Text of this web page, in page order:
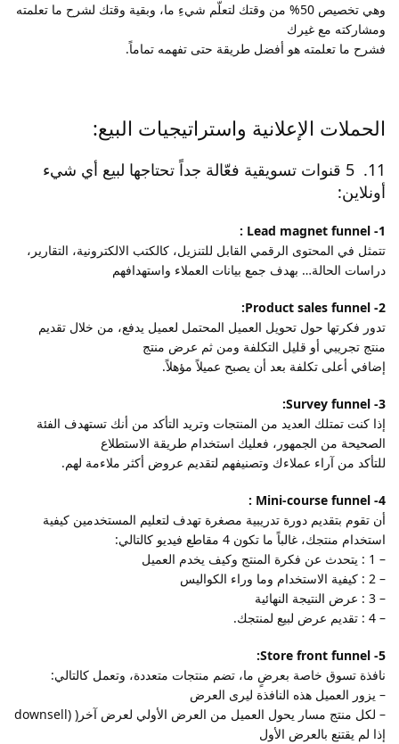
وهي تخصيص 50% من وقتك لتعلّم شيءِ ما، وبقية وقتك لشرح ما تعلمته
ومشاركته مع غيرك
فشرح ما تعلمته هو أفضل طريقة حتى تفهمه تماماً.
الحملات الإعلانية واستراتيجيات البيع:
11. 5 قنوات تسويقية فعّالة جداً تحتاجها لبيع أي شيء
أونلاين:
1- Lead magnet funnel :
تتمثل في المحتوى الرقمي القابل للتنزيل، كالكتب الالكترونية، التقارير،
دراسات الحالة… بهدف جمع بيانات العملاء واستهدافهم
2- Product sales funnel:
تدور فكرتها حول تحويل العميل المحتمل لعميل يدفع، من خلال تقديم
منتج تجريبي أو قليل التكلفة ومن ثم عرض منتج
إضافي أعلى تكلفة بعد أن يصبح عميلاً مؤهلاً.
3- Survey funnel:
إذا كنت تمتلك العديد من المنتجات وتريد التأكد من أنك تستهدف الفئة
الصحيحة من الجمهور، فعليك استخدام طريقة الاستطلاع
للتأكد من آراء عملاءك وتصنيفهم لتقديم عروض أكثر ملاءمة لهم.
4- Mini-course funnel :
أن تقوم بتقديم دورة تدريبية مصغرة تهدف لتعليم المستخدمين كيفية
استخدام منتجك، غالباً ما تكون 4 مقاطع فيديو كالتالي:
– 1 : يتحدث عن فكرة المنتج وكيف يخدم العميل
– 2 : كيفية الاستخدام وما وراء الكواليس
– 3 : عرض النتيجة النهائية
– 4 : تقديم عرض لبيع لمنتجك.
5- Store front funnel:
نافذة تسوق خاصة بعرضٍ ما، تضم منتجات متعددة، وتعمل كالتالي:
– يزور العميل هذه النافذة ليرى العرض
– لكل منتج مسار يحول العميل من العرض الأولي لعرض آخر( (downsell
إذا لم يقتنع بالعرض الأول